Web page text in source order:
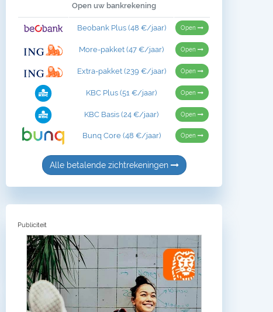
Open uw bankrekening
Beobank Plus (48 €/jaar) Open
More-pakket (47 €/jaar) Open
Extra-pakket (239 €/jaar) Open
KBC Plus (51 €/jaar) Open
KBC Basis (24 €/jaar) Open
Bunq Core (48 €/jaar) Open
Alle betalende zichtrekeningen
Publiciteit